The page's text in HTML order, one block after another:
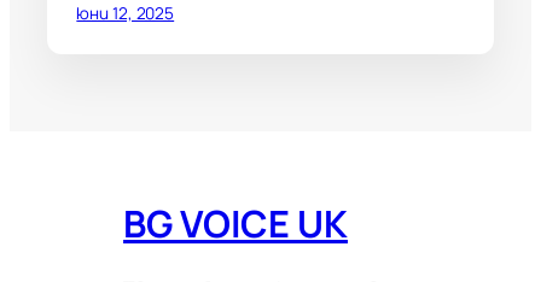
юни 12, 2025
BG VOICE UK